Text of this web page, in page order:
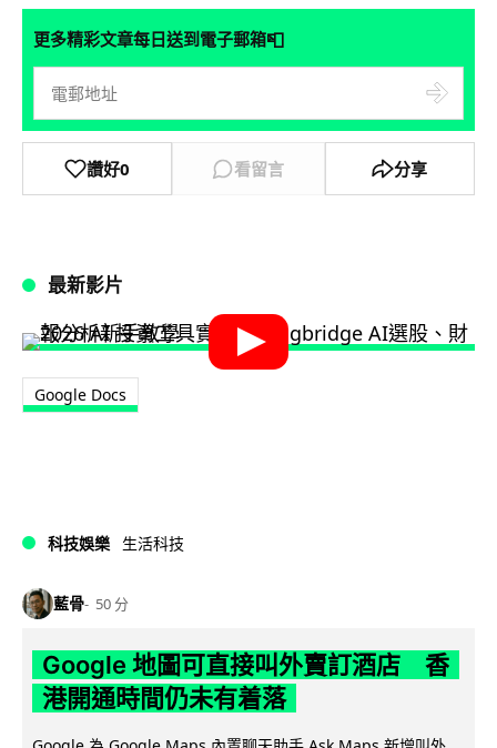
更多精彩文章每日送到電子郵箱📮
讚好0 看留言 分享
最新影片
Google Docs
科技娛樂 生活科技
藍骨 50 分
Google 地圖可直接叫外賣訂酒店 香
港開通時間仍未有着落